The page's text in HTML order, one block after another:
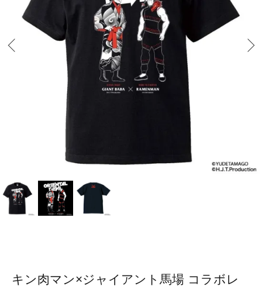
キン肉マン×ジャイアント馬場 コラボレ